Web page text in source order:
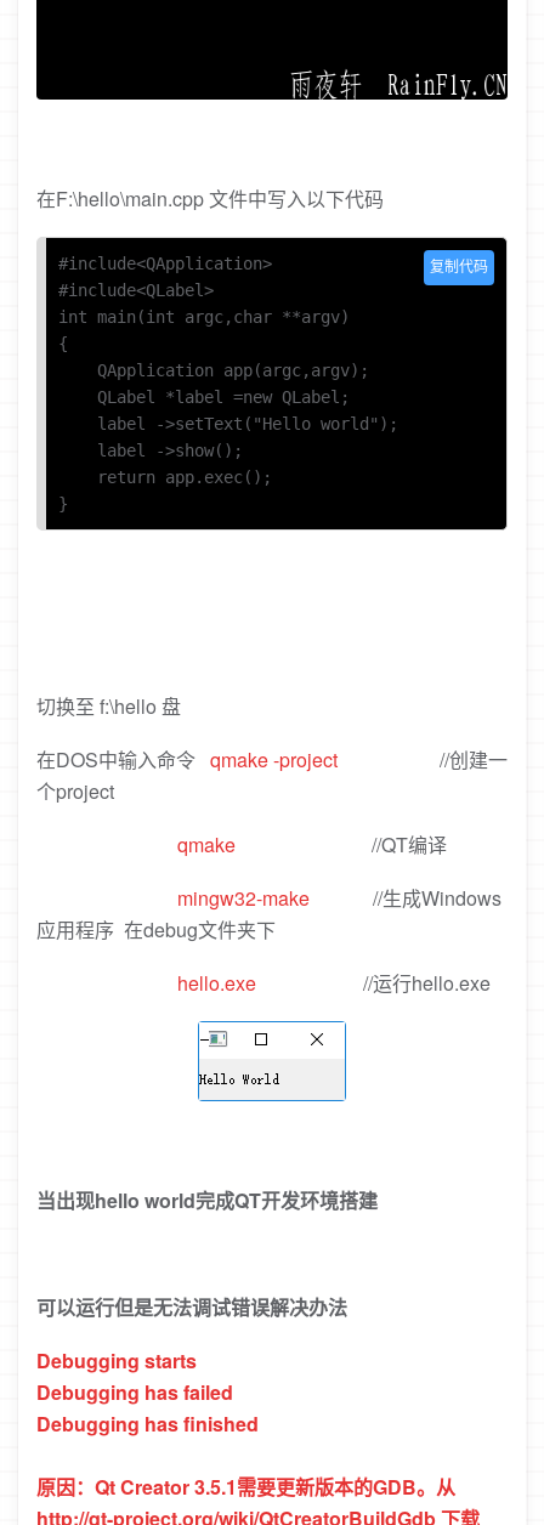
在F:\hello\main.cpp 文件中写入以下代码
复制代码
#include<QApplication>
#include<QLabel>
int main(int argc,char **argv)
{
切换至 f:\hello 盘
在DOS中输入命令 qmake -project
//创建一
个project
qmake
//QT编译
mingw32-make
//生成Windows
应用程序 在debug文件夹下
hello.exe
//运行hello.exe
当出现hello world完成QT开发环境搭建
可以运行但是无法调试错误解决办法
Debugging starts
Debugging has failed
Debugging has finished
原因：Qt Creator 3.5.1需要更新版本的GDB。从
http://qt-project.org/wiki/QtCreatorBuildGdb 下载